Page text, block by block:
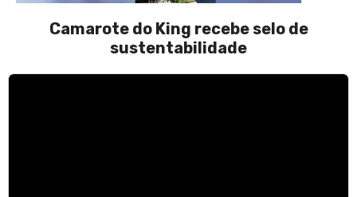
Camarote do King recebe selo de
sustentabilidade